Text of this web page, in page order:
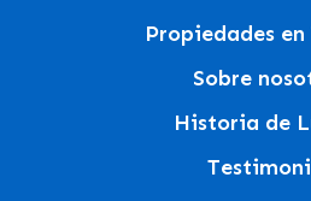
Propiedades
Sobre
Historia de